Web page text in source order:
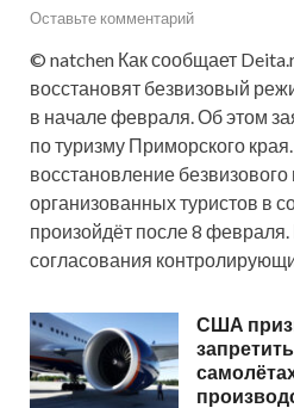
Оставьте комментарий
© natchen Как сообщает
восстановят безвизовый
в начале февраля. Об этом
по туризму Приморского
восстановление безвизового
организованных туристов в
произойдёт после 8
согласования
США